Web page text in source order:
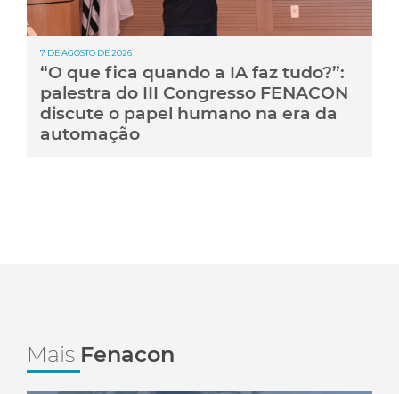
7 DE AGOSTO DE 2026
“O que fica quando a IA faz tudo?”:
palestra do III Congresso FENACON
discute o papel humano na era da
automação
Mais Fenacon